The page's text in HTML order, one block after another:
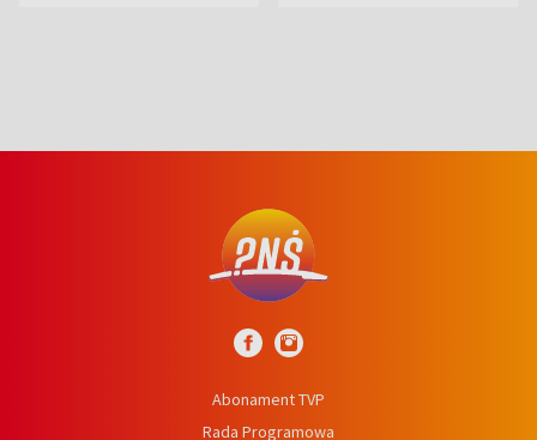
Abonament TVP
Rada Programowa